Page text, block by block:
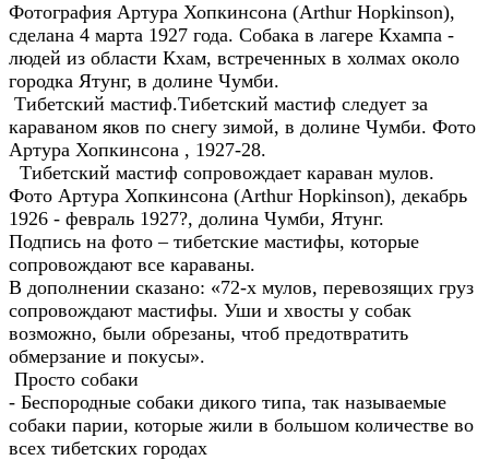
Фотография Артура Хопкинсона (Arthur Hopkinson),
сделана 4 марта 1927 года. Собака в лагере Кхампа -
людей из области Кхам, встреченных в холмах около
городка Ятунг, в долине Чумби.
Тибетский мастиф.Тибетский мастиф следует за
караваном яков по снегу зимой, в долине Чумби. Фото
Артура Хопкинсона , 1927-28.
Тибетский мастиф сопровождает караван мулов.
Фото Артура Хопкинсона (Arthur Hopkinson), декабрь
1926 - февраль 1927?, долина Чумби, Ятунг.
Подпись на фото – тибетские мастифы, которые
сопровождают все караваны.
В дополнении сказано: «72-х мулов, перевозящих груз
сопровождают мастифы. Уши и хвосты у собак
возможно, были обрезаны, чтоб предотвратить
обмерзание и покусы».
Просто собаки
- Беспородные собаки дикого типа, так называемые
собаки парии, которые жили в большом количестве во
всех тибетских городах